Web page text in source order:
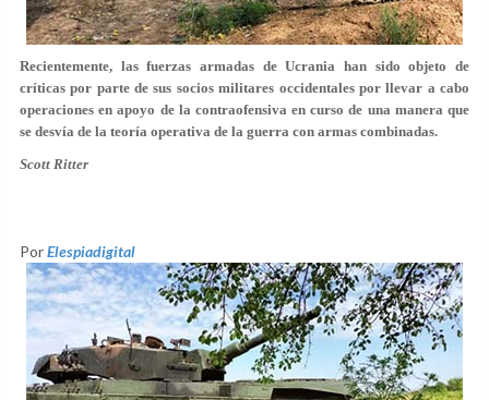
Recientemente, las fuerzas armadas de Ucrania han sido objeto de
críticas por parte de sus socios militares occidentales por llevar a cabo
operaciones en apoyo de la contraofensiva en curso de una manera que
se desvía de la teoría operativa de la guerra con armas combinadas.
Scott Ritter
PorElespiadigital